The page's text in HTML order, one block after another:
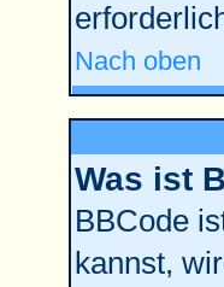
Nach oben
Was ist
BBCode
kannst,